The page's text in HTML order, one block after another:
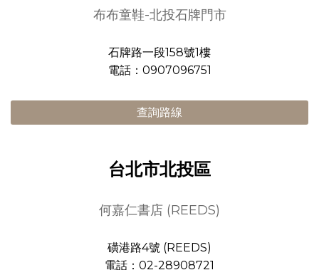
布布童鞋-北投石牌門市
石牌路一段158號1樓
電話：0907096751
查詢路線
台北市北投區
何嘉仁書店 (REEDS)
磺港路4號 (REEDS)
電話：02-28908721